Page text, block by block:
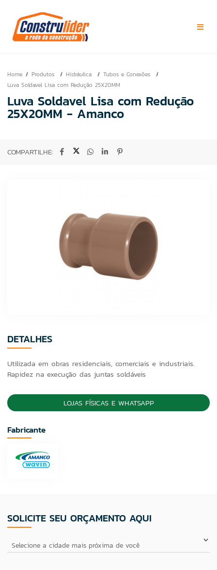
Home Produtos Hidráulica
Tubos e Conexões
Luva Soldavel Lisa com Redução 25X20MM
Luva Soldavel Lisa com Redução
25X20MM - Amanco
COMPARTILHE:
DETALHES
Utilizada em obras residenciais, comerciais e industriais.
Rapidez na execução das juntas soldáveis
LOJAS FÍSICAS E WHATSAPP
Fabricante
SOLICITE SEU ORÇAMENTO AQUI